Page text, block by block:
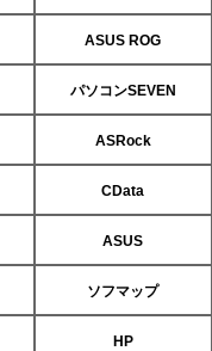
ASUS ROG
パソコンSEVEN
ASRock
CData
ASUS
ソフマップ
HP